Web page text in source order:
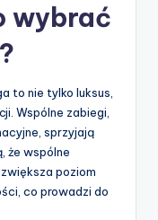
wybrać
to nie tylko luksus,
Wspólne zabiegi,
sprzyjają
że wspólne
poziom
co prowadzi do